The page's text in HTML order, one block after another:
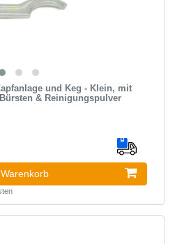
und Keg - Klein, mit
& Reinigungspulver